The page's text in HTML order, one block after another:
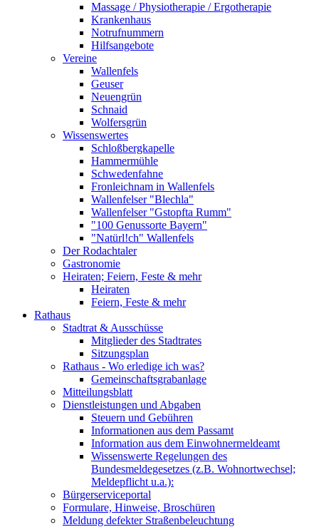
Massage / Physiotherapie / Ergotherapie
Krankenhaus
Notrufnummern
Hilfsangebote
Vereine
Wallenfels
Geuser
Neuengrün
Schnaid
Wolfersgrün
Wissenswertes
Schloßbergkapelle
Hammermühle
Schwedenfahne
Fronleichnam in Wallenfels
Wallenfelser "Blechla"
Wallenfelser "Gstopfta Rumm"
"100 Genussorte Bayern"
"Natürl!ch" Wallenfels
Der Rodachtaler
Gastronomie
Heiraten; Feiern, Feste & mehr
Heiraten
Feiern, Feste & mehr
Rathaus
Stadtrat & Ausschüsse
Mitglieder des Stadtrates
Sitzungsplan
Rathaus - Wo erledige ich was?
Gemeinschaftsgrabanlage
Mitteilungsblatt
Dienstleistungen und Abgaben
Steuern und Gebühren
Informationen aus dem Passamt
Information aus dem Einwohnermeldeamt
Wissenswerte Regelungen des
Bundesmeldegesetzes (z.B. Wohnortwechsel;
Meldepflicht u.a.):
Bürgerserviceportal
Formulare, Hinweise, Broschüren
Meldung defekter Straßenbeleuchtung